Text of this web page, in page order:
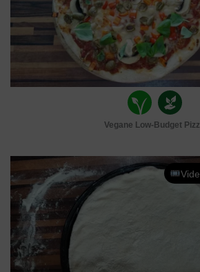
Vegane Low-Budget